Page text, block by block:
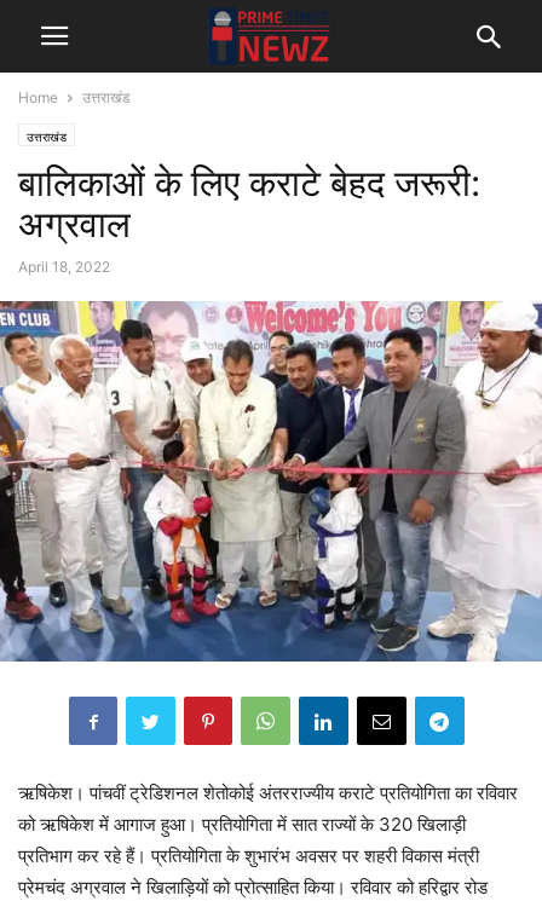
Home उत्तराखंड
उत्तराखंड
बालिकाओं के लिए कराटे बेहद जरूरी:
अग्रवाल
April 18, 2022
ऋषिकेश। पांचवीं ट्रेडिशनल शेतोकोई अंतरराज्यीय कराटे प्रतियोगिता का रविवार
को ऋषिकेश में आगाज हुआ। प्रतियोगिता में सात राज्यों के 320 खिलाड़ी
प्रतिभाग कर रहे हैं। प्रतियोगिता के शुभारंभ अवसर पर शहरी विकास मंत्री
प्रेमचंद अग्रवाल ने खिलाड़ियों को प्रोत्साहित किया। रविवार को हरिद्वार रोड